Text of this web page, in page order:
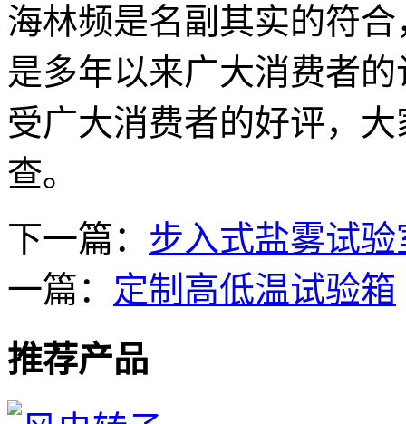
海林频是名副其实的符
是多年以来广大消费者
受广大消费者的好评，
查。
下一篇： 步入式盐雾试
一篇： 定制高低温试验箱
推荐产品